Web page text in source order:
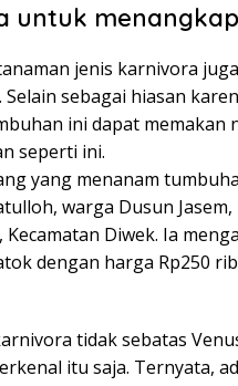
untuk
jenis karnivora
sebagai hiasan
ini dapat memakan
seperti ini.
yang menanam
warga Dusun Jasem,
Diwek. Ia
dengan harga Rp250
tidak sebatas
itu saja. Ternyata,